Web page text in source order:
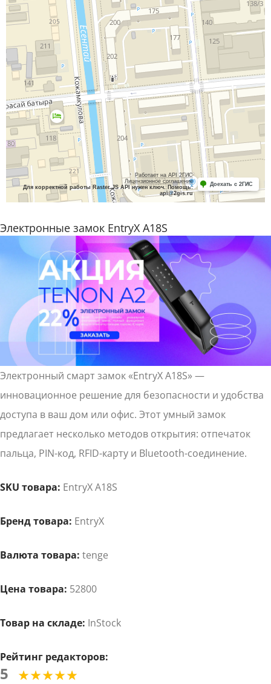
Электронные замок EntryX A18S
Электронный смарт замок «EntryX A18S» —
инновационное решение для безопасности и удобства
доступа в ваш дом или офис. Этот умный замок
предлагает несколько методов открытия: отпечаток
пальца, PIN-код, RFID-карту и Bluetooth-соединение.
SKU товара: EntryX A18S
Бренд товара: EntryX
Валюта товара: tenge
Цена товара: 52800
Товар на складе: InStock
Рейтинг редакторов:
5